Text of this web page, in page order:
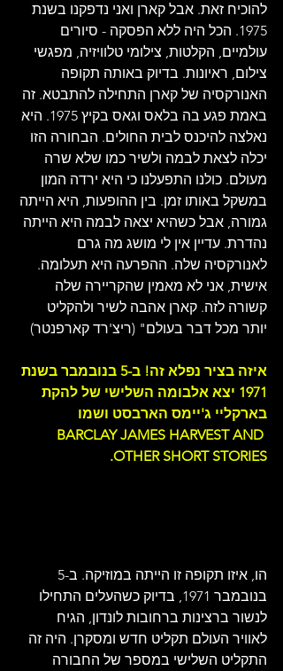
להוכיח זאת. אבל קארן ואני נדפקנו בשנת
1975. הכל היה ללא הפסקה - סיורים
עולמיים, הקלטות, צילומי טלוויזיה, מפגשי
צילום, ראיונות. בדיוק באותה תקופה
האנורקסיה של קארן התחילה להתבטא. זה
באמת פגע בה בלאס וגאס בקיץ 1975. היא
נאלצה להיכנס לבית החולים. הבחורה הזו
יכלה לצאת לבמה ולשיר כמו שלא שרה
מעולם. כולנו התפעלנו כי היא ירדה המון
במשקל באותו זמן. בין ההופעות, היא הייתה
גמורה, אבל כשהיא יצאה לבמה היא הייתה
נהדרת. עדיין אין לי מושג מה גרם
לאנורקסיה שלה. ההפרעה היא תעלומה.
אישית, אני לא מאמין שהקריירה שלה
קשורה לזה. קארן אהבה לשיר ולהקליט
יותר מכל דבר בעולם" (ריצ'רד קארפנטר)
איזה בציר נפלא זה! ב-5 בנובמבר בשנת
1971 יצא אלבומה השלישי של להקת
בארקליי ג'יימס הארבסט ושמו
BARCLAY JAMES HARVEST AND
OTHER SHORT STORIES.
בנובמבר 1971, בדיוק כשהעלים התחילו
לנשור ברצינות ברחובות לונדון, הגיח
לאוויר העולם תקליט חדש ומסקרן. היה זה
התקליט השלישי במספר של החבורה